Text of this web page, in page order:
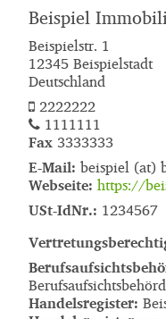
Beispiel
Beispielstr. 1
12345 Beispielstadt
Deutschland
2222222
1111111
Fax 3333333
E-Mail:
(ta)
l
e
i
p
s
i
e
b
Webseite: https://
USt-IdNr.: 1234567
Handelsregister: